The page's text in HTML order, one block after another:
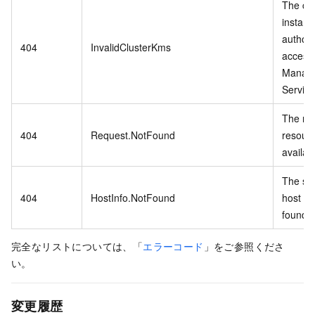
404 InvalidClusterKms
The
404 Request.NotFound
The
404 HostInfo.NotFound
The
host
found.
完全なリストについては、「エラーコード 」をご参照くださ
い。
変更履歴